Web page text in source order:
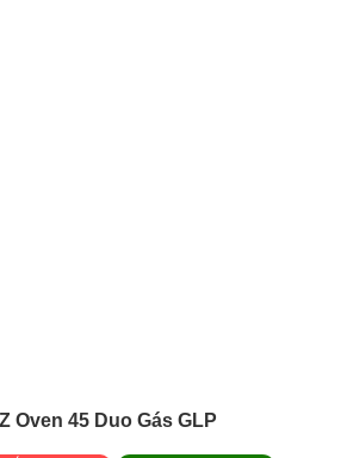
Oven 45 Duo Gás GLP